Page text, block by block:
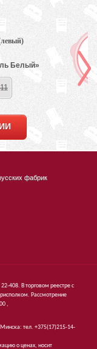
Белый»
фабрик
408. В торговом реестре с
Рассмотрение
,
тел. +375(17)215-14-
о ценах, носит